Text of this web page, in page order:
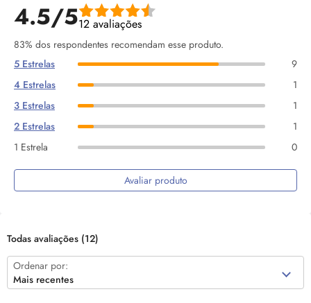
4.5/512 avaliações
83% dos respondentes recomendam esse produto.
5 Estrelas
9
4 Estrelas
1
3 Estrelas
1
2 Estrelas
1
1 Estrela
0
Avaliar produto
Todas avaliações (12)
Ordenar por:
Mais recentes